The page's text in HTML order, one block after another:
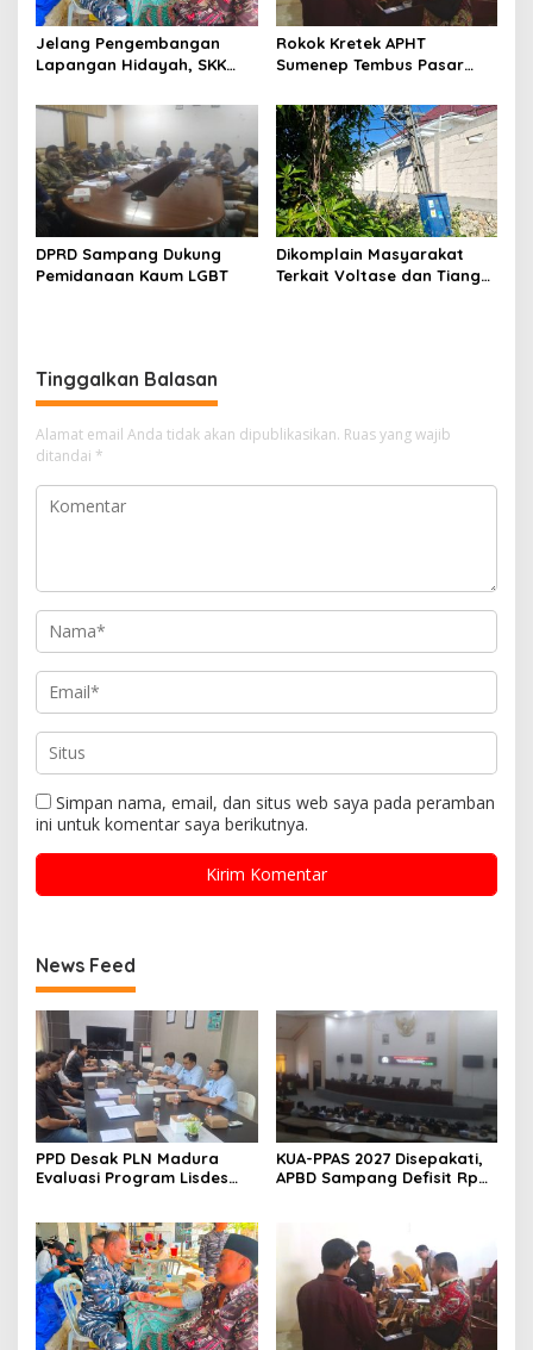
Jelang Pengembangan
Lapangan Hidayah, SKK
Perkuat Sinergi dengan
Nelayan Sampang
Rokok Kretek APHT
Sumenep Tembus Pasar
DPRD Sampang Dukung
Pemidanaan Kaum LGBT
Dikomplain Masyarakat
Terkait Voltase dan Tiang
Tinggalkan Balasan
Alamat email Anda tidak akan dipublikasikan. Ruas yang wajib
ditandai *
Simpan nama, email, dan situs web saya pada peramban
ini untuk komentar saya berikutnya.
News Feed
PPD Desak PLN Madura
Evaluasi Program Lisdes
KUA-PPAS 2027 Disepakati,
APBD Sampang Defisit Rp